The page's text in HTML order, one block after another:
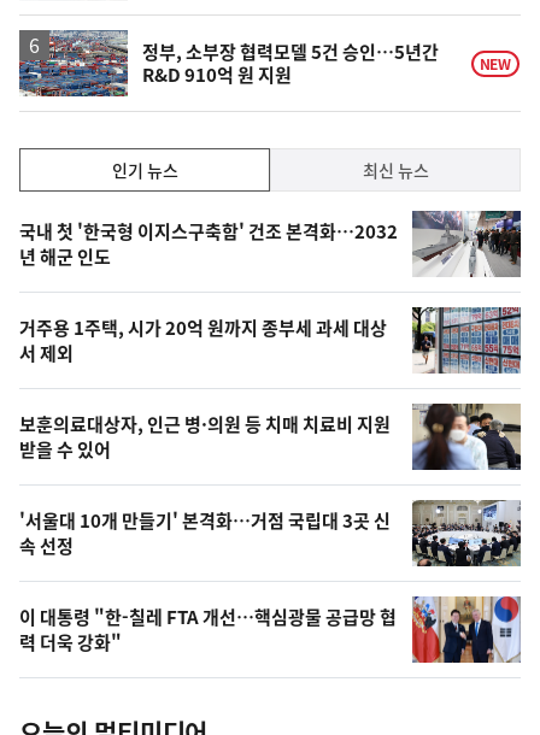
정부, 소부장 협력모델 5건 승인…5년간
R&D 910억 원 지원
NEW
기,
최
신,
오
늘
의
영
상
오
늘
의
사
진
인기 뉴스 최신 뉴스
기
뉴
스
국내 첫 '한국형 이지스구축함' 건조 본격화…2032
년 해군 인도
거주용 1주택, 시가 20억 원까지 종부세 과세 대상
서 제외
보훈의료대상자, 인근 병·의원 등 치매 치료비 지원
받을 수 있어
'서울대 10개 만들기' 본격화…거점 국립대 3곳 신
속 선정
이 대통령 "한-칠레 FTA 개선…핵심광물 공급망 협
력 더욱 강화"